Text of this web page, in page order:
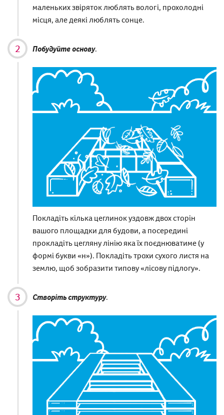
маленьких звіряток люблять вологі, прохолодні
місця, але деякі люблять сонце.
Побудуйте основу.
Покладіть кілька цеглинок уздовж двох сторін
вашого площадки для будови, а посередині
прокладіть цегляну лінію яка їх поєднюватиме (у
формі букви «н»). Покладіть трохи сухого листя на
землю, щоб зобразити типову «лісову підлогу».
Створіть структуру.